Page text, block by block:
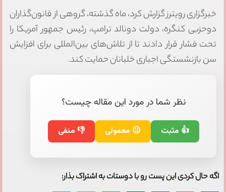
خبرگزاری رویترز گزارش کرد، ماه گذشته، گروهی از قانون‌گذاران
دوحزبی کنگره، دولت دونالد ترامپ، رئیس جمهور آمریکا را
تحت فشار قرار دادند تا از تلاش‌های بین‌المللی برای افزایش
سن بازنشستگی اجباری خلبانان حمایت کند.
نظر شما در مورد این مقاله چیست؟
👍 مثبت 😐 معمولی 👎 منفی
اگه حال کردی این پست رو با دوستات به اشتراک بذار: